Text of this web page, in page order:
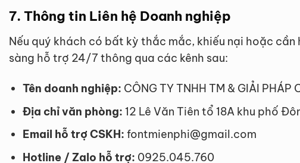
7. Thông tin Liên hệ Doanh nghiệp
Nếu quý khách có bất kỳ thắc mắc, khiếu nại hoặc
sàng hỗ trợ 24/7 thông qua các kênh sau:
Tên doanh nghiệp: CÔNG TY TNHH TM & GIẢI PHÁP
Địa chỉ văn phòng: 12 Lê Văn Tiên tổ 18A khu phố
Email hỗ trợ CSKH: fontmienphi@gmail.com
Hotline / Zalo hỗ trợ: 0925.045.760